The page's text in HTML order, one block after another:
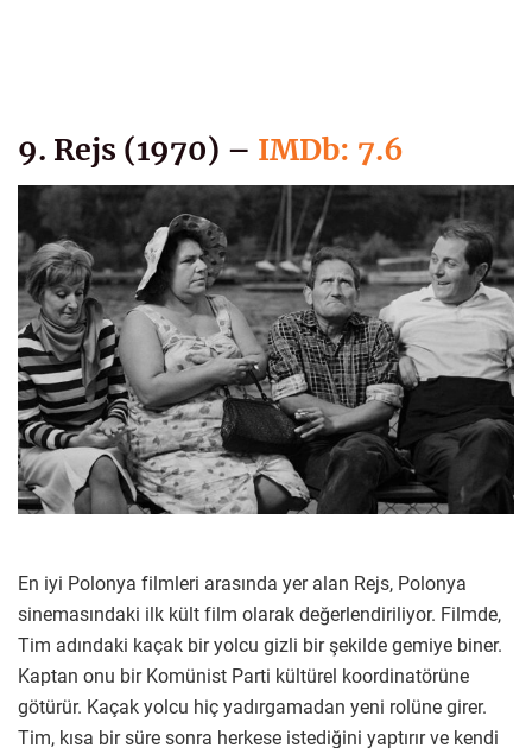
9. Rejs (1970) – IMDb: 7.6
En iyi Polonya filmleri arasında yer alan Rejs, Polonya
sinemasındaki ilk kült film olarak değerlendiriliyor. Filmde,
Tim adındaki kaçak bir yolcu gizli bir şekilde gemiye biner.
Kaptan onu bir Komünist Parti kültürel koordinatörüne
götürür. Kaçak yolcu hiç yadırgamadan yeni rolüne girer.
Tim, kısa bir süre sonra herkese istediğini yaptırır ve kendi